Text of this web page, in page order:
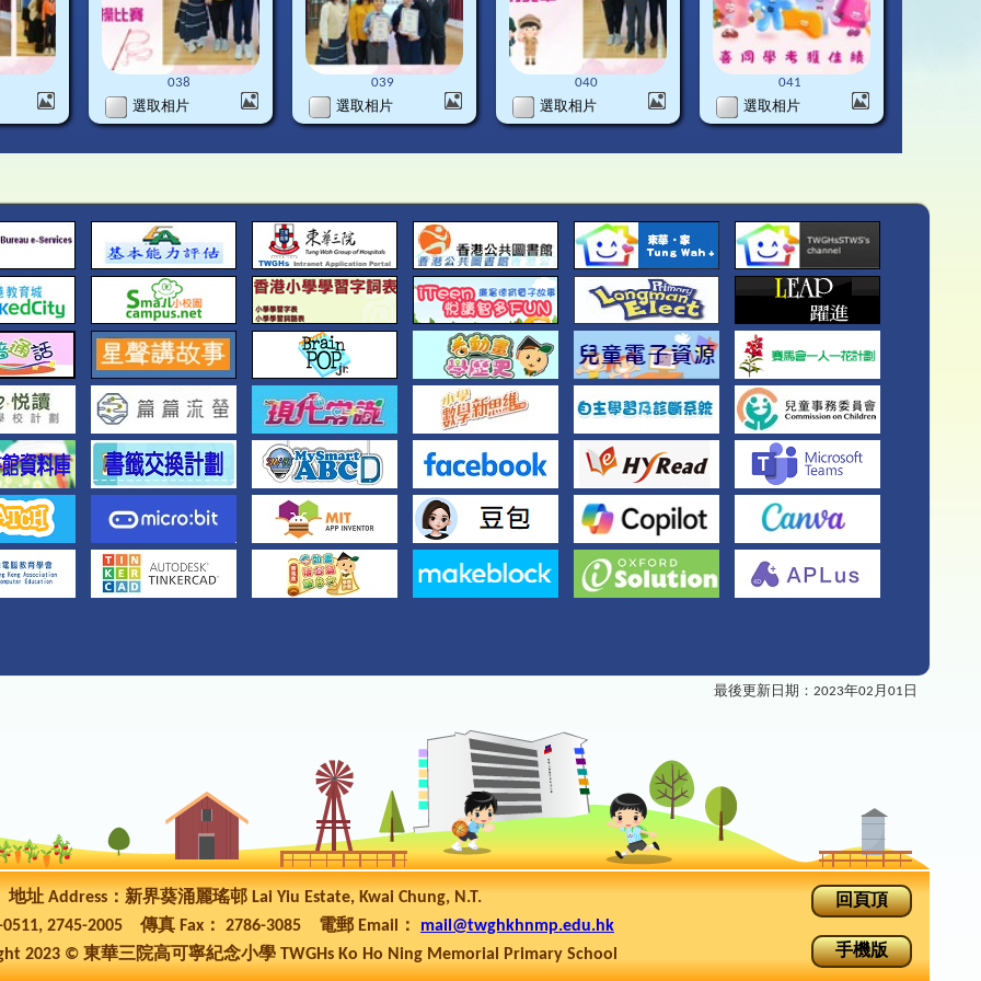
最後更新日期：2023年02月01日
地址 Address：新界葵涌麗瑤邨 Lai Yiu Estate, Kwai Chung, N.T.
0511, 2745-2005 傳真 Fax： 2786-3085 電郵 Email： mail@twghkhnmp.edu.hk
2023 © 東華三院高可寧紀念小學 TWGHs Ko Ho Ning Memorial Primary School
回頁頂
手機版